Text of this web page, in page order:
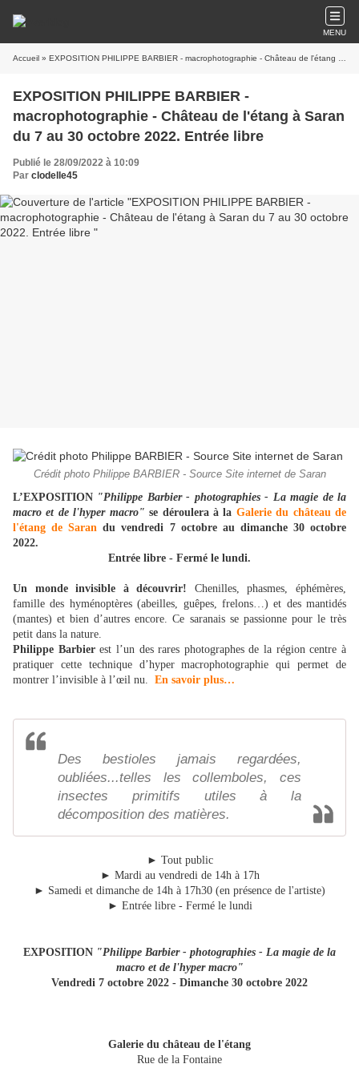
MENU
Accueil » EXPOSITION PHILIPPE BARBIER - macrophotographie - Château de l'étang à Saran du 7 au 30 octobre 2022. Entrée libre
EXPOSITION PHILIPPE BARBIER -
macrophotographie - Château de l'étang à Saran
du 7 au 30 octobre 2022. Entrée libre
Publié le 28/09/2022 à 10:09
Par clodelle45
Crédit photo Philippe BARBIER - Source Site internet de Saran
L’EXPOSITION "Philippe Barbier - photographies - La magie de la
macro et de l'hyper macro" se déroulera à la Galerie du château de
l'étang de Saran du vendredi 7 octobre au dimanche 30 octobre
2022.
Entrée libre - Fermé le lundi.
Un monde invisible à découvrir! Chenilles, phasmes, éphémères,
famille des hyménoptères (abeilles, guêpes, frelons…) et des mantidés
(mantes) et bien d’autres encore. Ce saranais se passionne pour le très
petit dans la nature.
Philippe Barbierest l’un des rares photographes de la région centre à
pratiquer cette technique d’hyper macrophotographie qui permet de
montrer l’invisible à l’œil nu. En savoir plus…
Des bestioles jamais regardées,
oubliées...telles les collemboles, ces
insectes primitifs utiles à la
décomposition des matières.
► Tout public
► Mardi au vendredi de 14h à 17h
► Samedi et dimanche de 14h à 17h30 (en présence de l'artiste)
► Entrée libre - Fermé le lundi
EXPOSITION "Philippe Barbier - photographies - La magie de la
macro et de l'hyper macro"
Vendredi 7 octobre 2022 - Dimanche 30 octobre 2022
Galerie du château de l'étang
Rue de la Fontaine